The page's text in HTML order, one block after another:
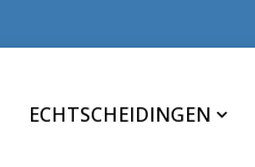
ECHTSCHEIDINGEN